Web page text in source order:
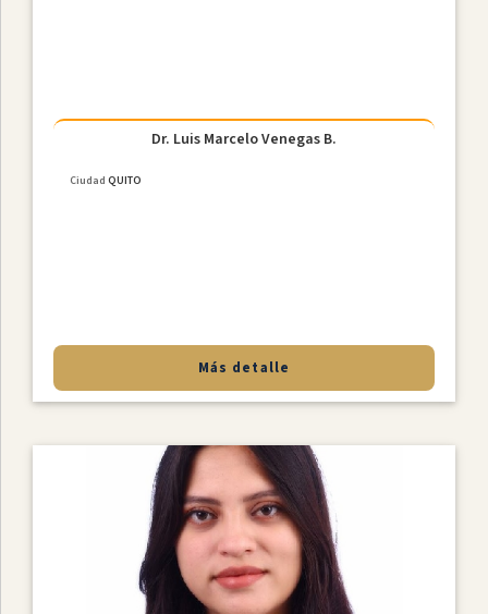
Dr. Luis Marcelo Venegas B.
Ciudad QUITO
Más detalle